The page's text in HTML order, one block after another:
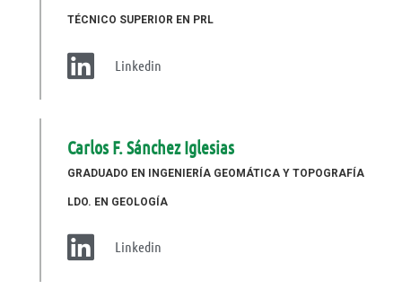
TÉCNICO SUPERIOR EN PRL
Linkedin
Carlos F. Sánchez Iglesias
GRADUADO EN INGENIERÍA GEOMÁTICA Y TOPOGRAFÍA
LDO. EN GEOLOGÍA
Linkedin